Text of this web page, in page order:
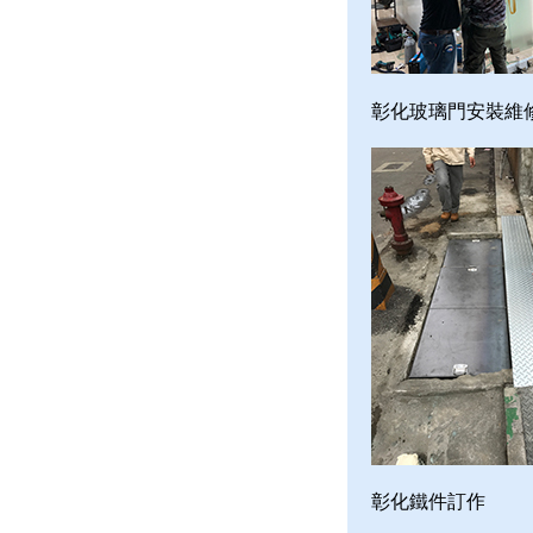
彰化玻璃門安裝維
彰化鐵件訂作